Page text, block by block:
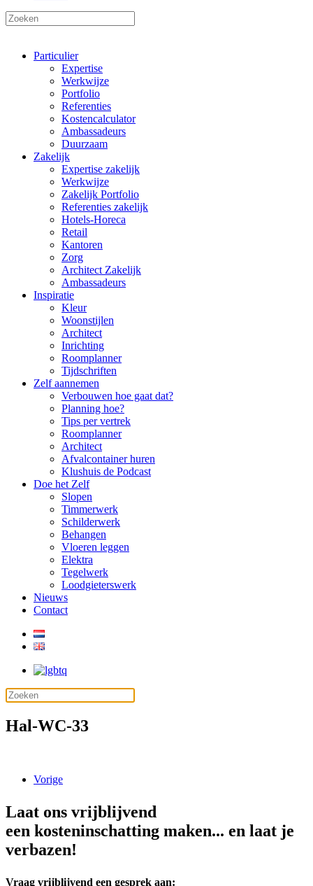
Particulier
Expertise
Werkwijze
Portfolio
Referenties
Kostencalculator
Ambassadeurs
Duurzaam
Zakelijk
Expertise zakelijk
Werkwijze
Zakelijk Portfolio
Referenties zakelijk
Hotels-Horeca
Retail
Kantoren
Zorg
Architect Zakelijk
Ambassadeurs
Inspiratie
Kleur
Woonstijlen
Architect
Inrichting
Roomplanner
Tijdschriften
Zelf aannemen
Verbouwen hoe gaat dat?
Planning hoe?
Tips per vertrek
Roomplanner
Architect
Afvalcontainer huren
Klushuis de Podcast
Doe het Zelf
Slopen
Timmerwerk
Schilderwerk
Behangen
Vloeren leggen
Elektra
Tegelwerk
Loodgieterswerk
Nieuws
Contact
Hal-WC-33
Vorige
Laat ons vrijblijvend
een kosteninschatting maken... en laat je
verbazen!
Vraag vrijblijvend een gesprek aan: